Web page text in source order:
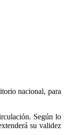
nacional, para
Según lo
su validez